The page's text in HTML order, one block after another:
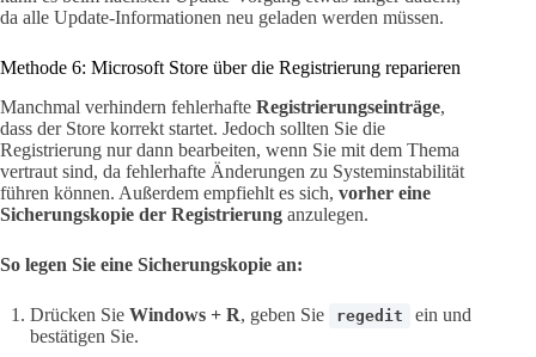
da alle Update-Informationen neu geladen werden müssen.
Methode 6: Microsoft Store über die Registrierung reparieren
Manchmal verhindern fehlerhafte Registrierungseinträge,
dass der Store korrekt startet. Jedoch sollten Sie die
Registrierung nur dann bearbeiten, wenn Sie mit dem Thema
vertraut sind, da fehlerhafte Änderungen zu Systeminstabilität
führen können. Außerdem empfiehlt es sich, vorher eine
Sicherungskopie der Registrierung anzulegen.
So legen Sie eine Sicherungskopie an:
Drücken Sie Windows + R, geben Sie regedit
ein und
bestätigen Sie.